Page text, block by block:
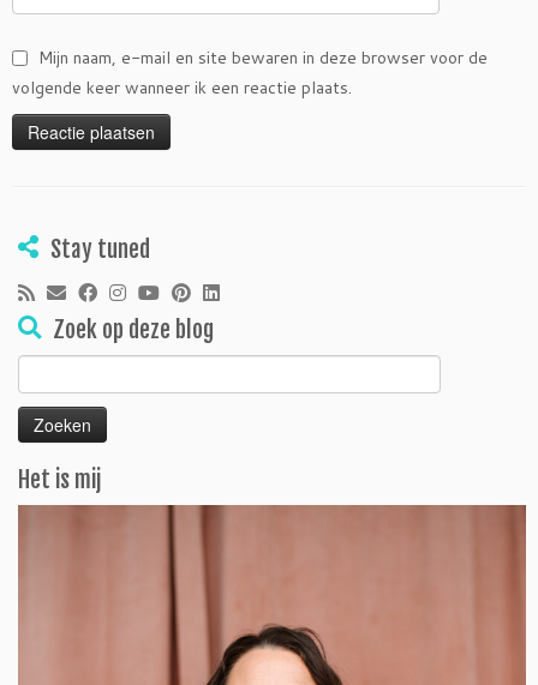
Mijn naam, e-mail en site bewaren in deze browser voor de
volgende keer wanneer ik een reactie plaats.
Stay tuned
Zoek op deze blog
Zoeken
naar:
Het is mij